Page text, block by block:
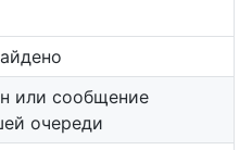
или сообщение
очереди